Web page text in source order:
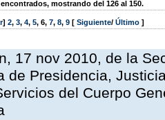
mostrando del 126 al 150.
] 2, 3, 4, 5, 6, 7, 8, 9 [ Siguiente/ Último ]
17 nov 2010, de la
de Presidencia,
del Cuerpo